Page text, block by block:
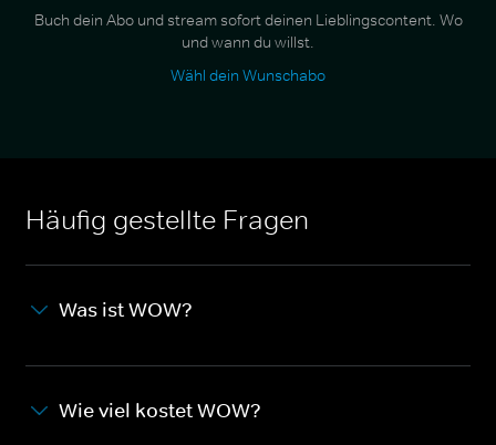
Buch dein Abo und stream sofort deinen Lieblingscontent. Wo
und wann du willst.
Wähl dein Wunschabo
Häufig gestellte Fragen
Was ist WOW?
Wie viel kostet WOW?